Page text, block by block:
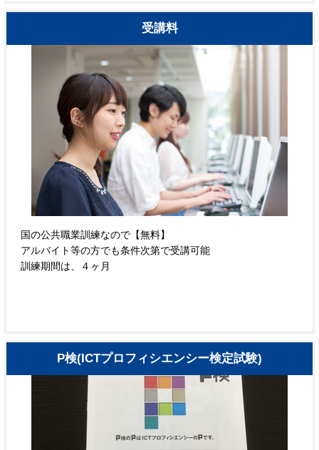
受講料
国の公共職業訓練なので【無料】
アルバイト等の方でも条件次第で受講可能
訓練期間は、４ヶ月
P検(ICTプロフィシエンシー検定試験)